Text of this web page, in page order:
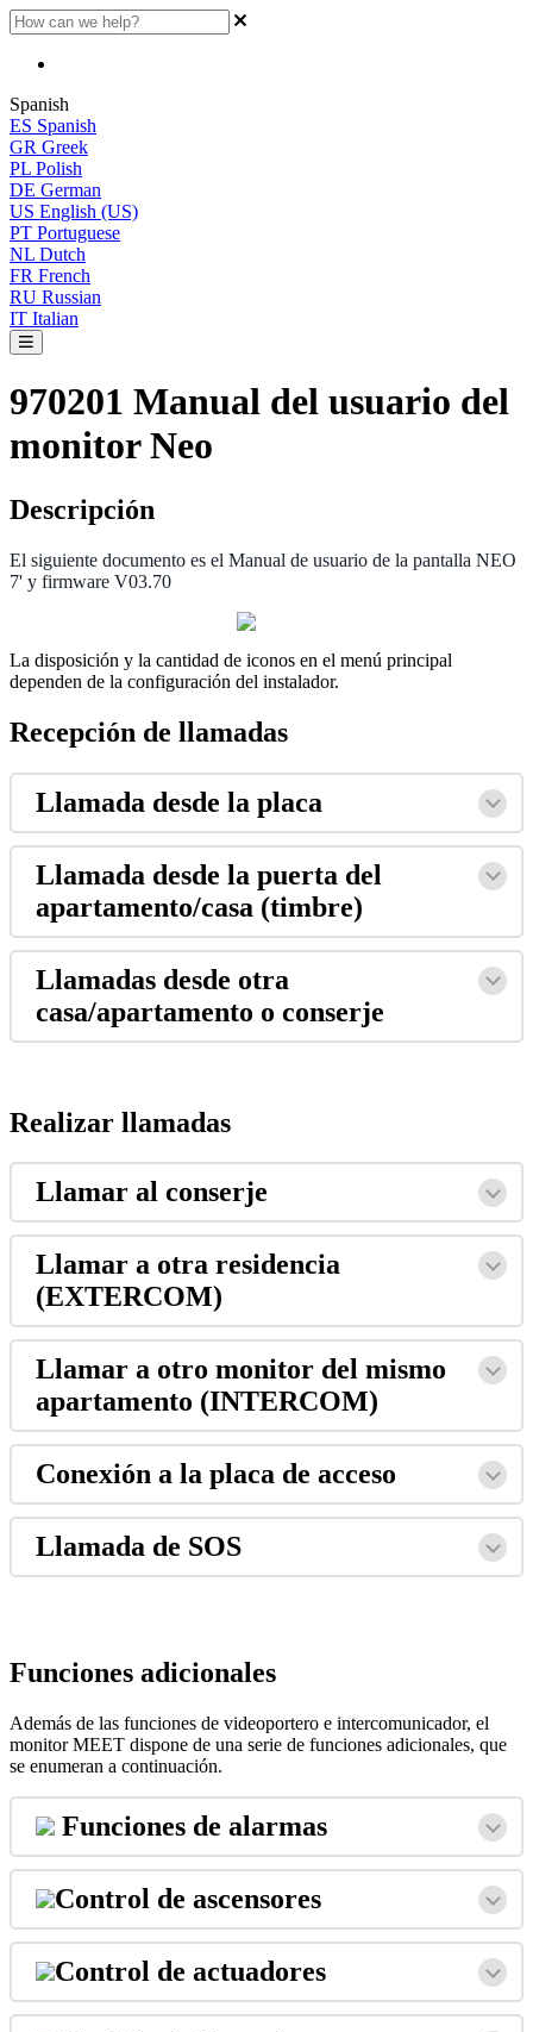
Spanish
ES Spanish
GR Greek
PL Polish
DE German
US English (US)
PT Portuguese
NL Dutch
FR French
RU Russian
IT Italian
970201 Manual del usuario del
monitor Neo
Descripción
El siguiente documento es el Manual de usuario de la pantalla NEO
7' y firmware V03.70
La disposición y la cantidad de iconos en el menú principal
dependen de la configuración del instalador.
Recepción de llamadas
Llamada desde la placa
Llamada desde la puerta del
apartamento/casa (timbre)
Llamadas desde otra
casa/apartamento o conserje
Realizar llamadas
Llamar al conserje
Llamar a otra residencia
(EXTERCOM)
Llamar a otro monitor del mismo
apartamento (INTERCOM)
Conexión a la placa de acceso
Llamada de SOS
Funciones adicionales
Además de las funciones de videoportero e intercomunicador, el
monitor MEET dispone de una serie de funciones adicionales, que
se enumeran a continuación.
Funciones de alarmas
Control de ascensores
Control de actuadores